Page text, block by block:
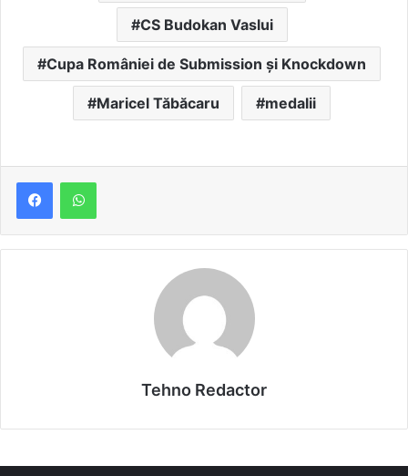
CS Budokan Vaslui
Cupa României de Submission și Knockdown
Maricel Tăbăcaru medalii
Tehno Redactor